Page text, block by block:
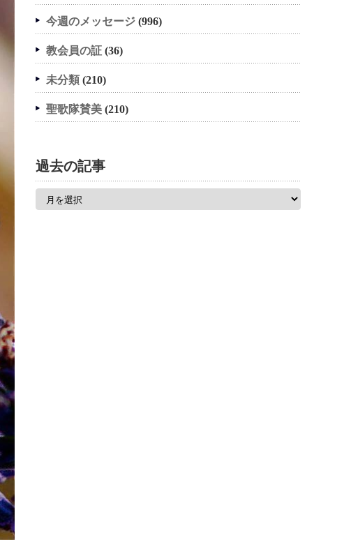
今週のメッセージ (996)
教会員の証 (36)
未分類 (210)
聖歌隊賛美 (210)
過去の記事